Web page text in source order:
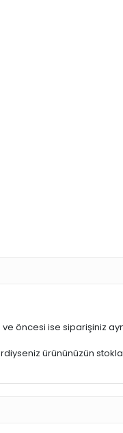
öncesi ise siparişiniz
ürününüzün